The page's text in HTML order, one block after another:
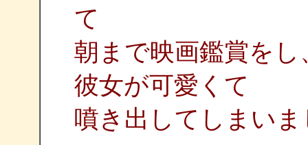
て
朝まで映画鑑賞を
彼女が可愛くて
噴き出してしまい